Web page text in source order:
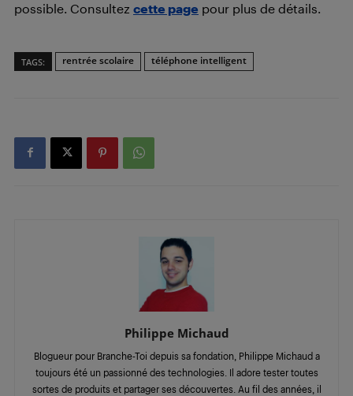
possible. Consultez cette page pour plus de détails.
TAGS: rentrée scolaire téléphone intelligent
Philippe Michaud
Blogueur pour Branche-Toi depuis sa fondation, Philippe Michaud a
toujours été un passionné des technologies. Il adore tester toutes
sortes de produits et partager ses découvertes. Au fil des années, il